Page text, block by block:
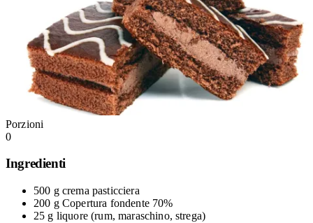
Porzioni
0
Ingredienti
500 g crema pasticciera
200 g Copertura fondente 70%
25 g liquore (rum, maraschino, strega)